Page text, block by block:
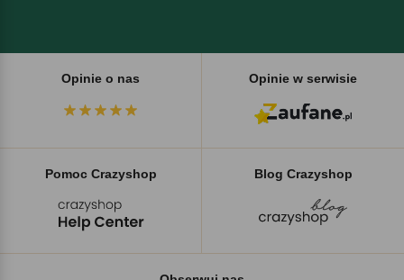
Opinie o nas Opinie w serwisie
Pomoc Crazyshop Blog Crazyshop